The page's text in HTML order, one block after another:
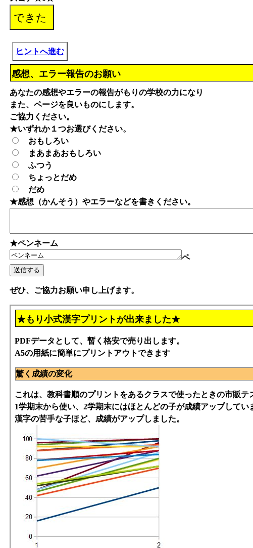
ヒントへ進む
感想、エラー報告のお願い
あなたの感想やエラーの報告がもりの学校の力になり
また、ページを良いものにします。
ご協力ください。
★いずれか１つお選びください。
おもしろい
まあまあおもしろい
ふつう
ちょっとだめ
だめ
★感想（かんそう）やエラーなどを書きください。
★ペンネーム
ペ
ぜひ、ご協力お願い申し上げます。